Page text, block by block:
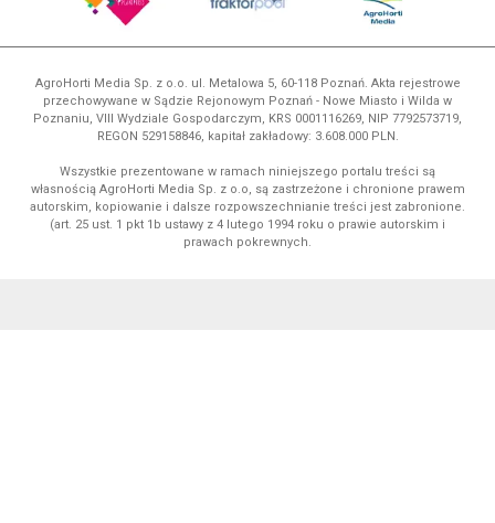
AgroHorti Media Sp. z o.o. ul. Metalowa 5, 60-118 Poznań. Akta rejestrowe
przechowywane w Sądzie Rejonowym Poznań - Nowe Miasto i Wilda w
Poznaniu, VIII Wydziale Gospodarczym, KRS 0001116269, NIP 7792573719,
REGON 529158846, kapitał zakładowy: 3.608.000 PLN.
Wszystkie prezentowane w ramach niniejszego portalu treści są
własnością AgroHorti Media Sp. z o.o, są zastrzeżone i chronione prawem
autorskim, kopiowanie i dalsze rozpowszechnianie treści jest zabronione.
(art. 25 ust. 1 pkt 1b ustawy z 4 lutego 1994 roku o prawie autorskim i
prawach pokrewnych.